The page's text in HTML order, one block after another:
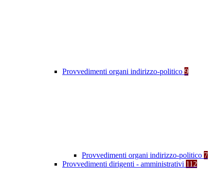
Provvedimenti organi indirizzo-politico 9
Provvedimenti organi indirizzo-politico 7
Provvedimenti dirigenti - amministrativi 112